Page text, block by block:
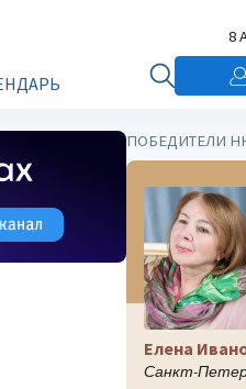
8
ПОБЕДИТЕЛИ
Елена
Санкт-